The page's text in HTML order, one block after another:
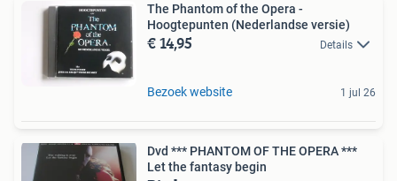
The Phantom of the Opera -
Hoogtepunten (Nederlandse versie)
€ 14,95 Details
Bezoek website 1 jul 26
Dvd *** PHANTOM OF THE OPERA ***
Let the fantasy begin